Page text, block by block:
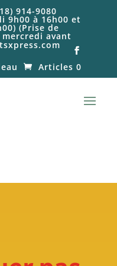
914-9080
9h00 à 16h00 et
(Prise de
avant
Articles 0